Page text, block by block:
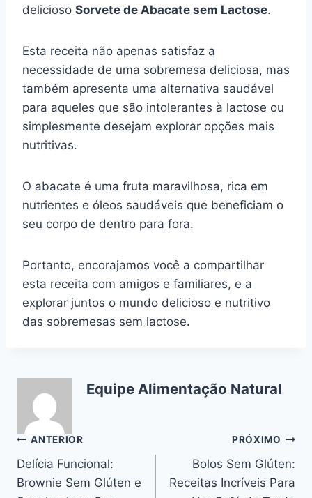
delicioso Sorvete de Abacate sem Lactose.
Esta receita não apenas satisfaz a
necessidade de uma sobremesa deliciosa, mas
também apresenta uma alternativa saudável
para aqueles que são intolerantes à lactose ou
simplesmente desejam explorar opções mais
nutritivas.
O abacate é uma fruta maravilhosa, rica em
nutrientes e óleos saudáveis que beneficiam o
seu corpo de dentro para fora.
Portanto, encorajamos você a compartilhar
esta receita com amigos e familiares, e a
explorar juntos o mundo delicioso e nutritivo
das sobremesas sem lactose.
Equipe Alimentação Natural
Navegação
de
ANTERIOR
Delícia Funcional:
Brownie Sem Glúten e
PRÓXIMO
Bolos Sem Glúten:
Receitas Incríveis Para